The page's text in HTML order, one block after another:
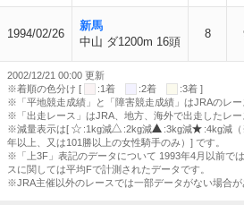
1994/02/26
新馬
中山 ダ1200m 16頭
8
2002/12/21 00:00 更新
※着順の色分け [
:1着 :2着
:3着 ]
※「平地競走成績」と「障害競走成績」はJRAのレー
※「出走レース」はJRA、地方、海外で出走したレー
※減量表示は[
:1kg減 :2kg減 :3kg減 :4kg減
年以上、又は101勝以上の女性騎手のみ）] です。
※「上3F」表記のデータについて 1993年4月以前で
スに関しては平均Fで計測されたデータです。
※JRA主催以外のレースでは一部データがない場合が